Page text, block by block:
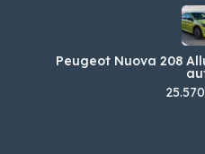
Peugeot Nuova 208